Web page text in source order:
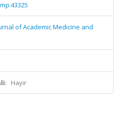
of Academic Medicine and
Hayır